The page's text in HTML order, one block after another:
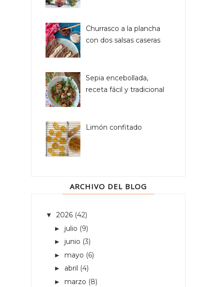
Churrasco a la plancha
con dos salsas caseras
Sepia encebollada,
receta fácil y tradicional
Limón confitado
ARCHIVO DEL BLOG
▼ 2026 (42)
► julio (9)
► junio (3)
► mayo (6)
► abril (4)
► marzo (8)